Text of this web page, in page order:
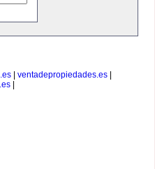
| ventadepropiedades.es|